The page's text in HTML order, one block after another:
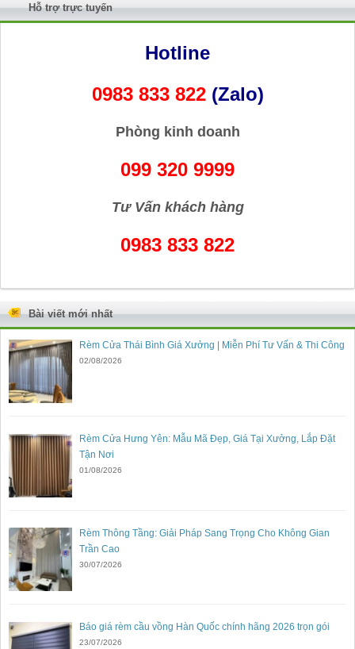
Hỗ trợ trực tuyến
Hotline
0983 833 822 (Zalo)
Phòng kinh doanh
099 320 9999
Tư Vấn khách hàng
0983 833 822
Bài viết mới nhất
Rèm Cửa Thái Bình Giá Xưởng | Miễn Phí Tư Vấn & Thi Công
02/08/2026
Rèm Cửa Hưng Yên: Mẫu Mã Đẹp, Giá Tại Xưởng, Lắp Đặt
Tận Nơi
01/08/2026
Rèm Thông Tầng: Giải Pháp Sang Trọng Cho Không Gian
Trần Cao
30/07/2026
Báo giá rèm cầu vồng Hàn Quốc chính hãng 2026 trọn gói
23/07/2026